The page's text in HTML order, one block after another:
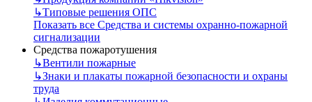
↳Типовые решения ОПС
Показать все Средства и системы охранно-пожарной
сигнализации
Средства пожаротушения
↳Вентили пожарные
↳Знаки и плакаты пожарной безопасности и охраны
труда